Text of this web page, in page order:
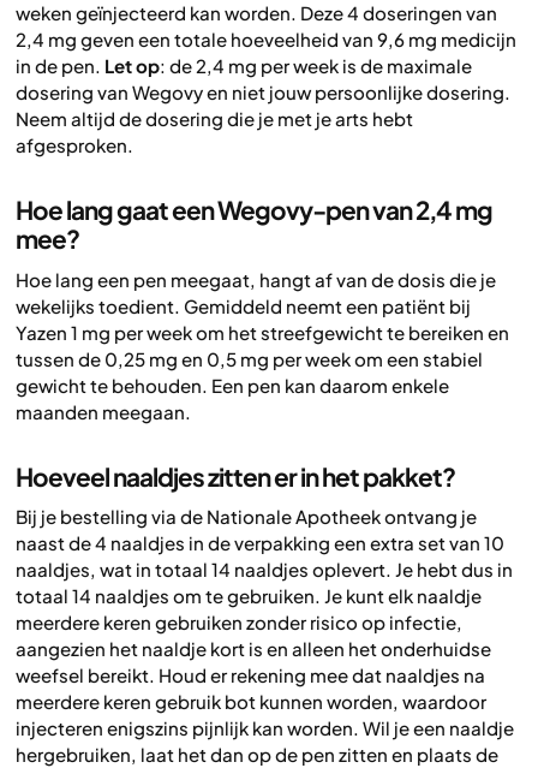
weken geïnjecteerd kan worden. Deze 4 doseringen van
2,4 mg geven een totale hoeveelheid van 9,6 mg medicijn
in de pen. Let op: de 2,4 mg per week is de maximale
dosering van Wegovy en niet jouw persoonlijke dosering.
Neem altijd de dosering die je met je arts hebt
afgesproken.
Hoe lang gaat een Wegovy-pen van 2,4 mg
mee?
Hoe lang een pen meegaat, hangt af van de dosis die je
wekelijks toedient. Gemiddeld neemt een patiënt bij
Yazen 1 mg per week om het streefgewicht te bereiken en
tussen de 0,25 mg en 0,5 mg per week om een stabiel
gewicht te behouden. Een pen kan daarom enkele
maanden meegaan.
Hoeveel naaldjes zitten er in het pakket?
Bij je bestelling via de Nationale Apotheek ontvang je
naast de 4 naaldjes in de verpakking een extra set van 10
naaldjes, wat in totaal 14 naaldjes oplevert. Je hebt dus in
totaal 14 naaldjes om te gebruiken. Je kunt elk naaldje
meerdere keren gebruiken zonder risico op infectie,
aangezien het naaldje kort is en alleen het onderhuidse
weefsel bereikt. Houd er rekening mee dat naaldjes na
meerdere keren gebruik bot kunnen worden, waardoor
injecteren enigszins pijnlijk kan worden. Wil je een naaldje
hergebruiken, laat het dan op de pen zitten en plaats de